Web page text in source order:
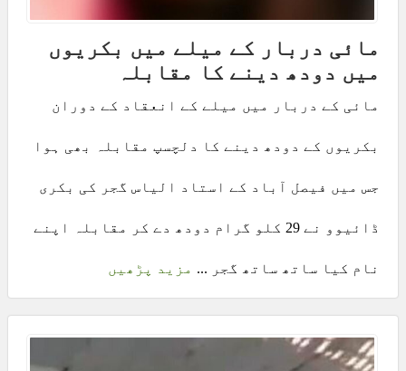
مائی دربار کے میلے میں بکریوں
میں دودھ دینے کا مقابلہ
مائی کے دربار میں میلے کے انعقاد کے دوران
بکریوں کے دودھ دینے کا دلچسپ مقابلہ بھی ہوا
جس میں فیصل آباد کے استاد الیاس گجر کی بکری
ڈائیوو نے 29 کلو گرام دودھ دے کر مقابلہ اپنے
نام کیا ساتھ ساتھ گجر ... مزید پڑھیں